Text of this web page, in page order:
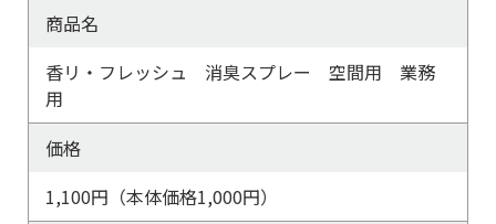
商品名
香リ・フレッシュ 消臭スプレー 空間用 業務
用
価格
1,100円（本体価格1,000円）